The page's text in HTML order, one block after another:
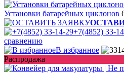
Установки батарейных циклонов
+7(4852) 33-
сравнению
В избранное
Распродажа